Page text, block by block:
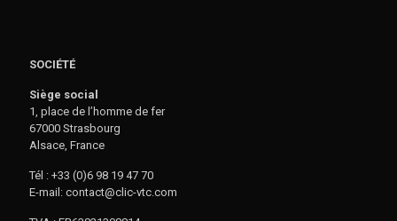
SOCIÉTÉ
Siège social
1, place de l’homme de fer
67000 Strasbourg
Alsace, France
Tél : +33 (0)6 98 19 47 70
E-mail: contact@clic-vtc.com